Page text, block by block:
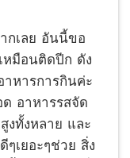
กเลย อันนี้ขอ
หมือนติดปีก ดัง
าหารการกินค่ะ
ด อาหารรสจัด
งทั้งหลาย และ
เยอะๆช่วย สิ่ง